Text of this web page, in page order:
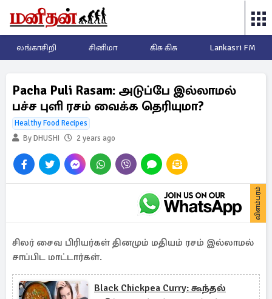
லங்காசிறி சினிமா கிசு கிசு Lankasri FM
Pacha Puli Rasam: அடுப்பே இல்லாமல்
பச்ச புளி ரசம் வைக்க தெரியுமா?
Healthy Food Recipes
By DHUSHI
2 years ago
விளம்பரம்
சிலர் சைவ பிரியர்கள் தினமும் மதியம் ரசம் இல்லாமல்
சாப்பிட மாட்டார்கள்.
Black Chickpea Curry: கூந்தல்